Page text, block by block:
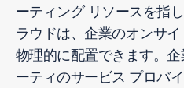
ーティング リソースを指
ラウドは、企業のオンサ
物理的に配置できます。
ーティのサービス プロバ